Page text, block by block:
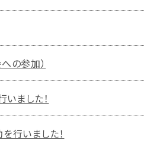
の参加）
いました！
行いました！